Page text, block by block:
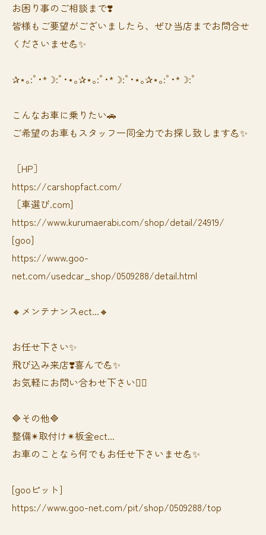
お困り事のご相談まで❣️
皆様もご要望がございましたら、ぜひ当店までお問合せ
くださいませ💪✨
✰⋆｡:ﾟ･*☽:ﾟ･⋆｡✰⋆｡:ﾟ･*☽:ﾟ･⋆｡✰⋆｡:ﾟ･*☽:ﾟ
⁡⁡⁡こんなお車に乗りたい🚗
ご希望のお車もスタッフ一同全力でお探し致します💪✨
［HP］
https://carshopfact.com/
［車選び.com]
https://www.kurumaerabi.com/shop/detail/24919/
[goo]
https://www.goo-
net.com/usedcar_shop/0509288/detail.html
🔸メンテナンスect...🔸
お任せ下さい✨
飛び込み来店❣️喜んで💪✨
お気軽にお問い合わせ下さい🙆‍♀️
🔷その他🔷
整備✴︎取付け✴︎板金ect...
お車のことなら何でもお任せ下さいませ💪✨
[gooピット]
https://www.goo-net.com/pit/shop/0509288/top